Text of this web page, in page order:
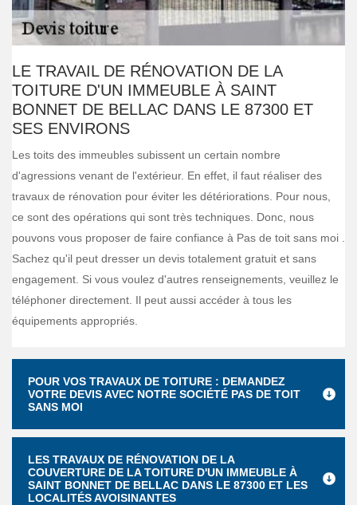
LE TRAVAIL DE RÉNOVATION DE LA
TOITURE D'UN IMMEUBLE À SAINT
BONNET DE BELLAC DANS LE 87300 ET
SES ENVIRONS
Les toits des immeubles subissent un certain nombre
d'agressions venant de l'extérieur. En effet, il faut réaliser des
travaux de rénovation pour éviter les détériorations. Pour nous,
ce sont des opérations qui sont très techniques. Donc, nous
pouvons vous proposer de faire confiance à Pas de toit sans moi .
Sachez qu'il peut dresser un devis totalement gratuit et sans
engagement. Si vous voulez d'autres renseignements, veuillez le
téléphoner directement. Il peut aussi accéder à tous les
équipements appropriés.
POUR VOS TRAVAUX DE TOITURE : DEMANDEZ
VOTRE DEVIS AVEC NOTRE SOCIÉTÉ PAS DE TOIT
SANS MOI
LES TRAVAUX DE RÉNOVATION DE LA
COUVERTURE DE LA TOITURE D'UN IMMEUBLE À
SAINT BONNET DE BELLAC DANS LE 87300 ET LES
LOCALITÉS AVOISINANTES